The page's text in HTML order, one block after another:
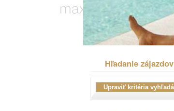
Hľadanie zájazdov